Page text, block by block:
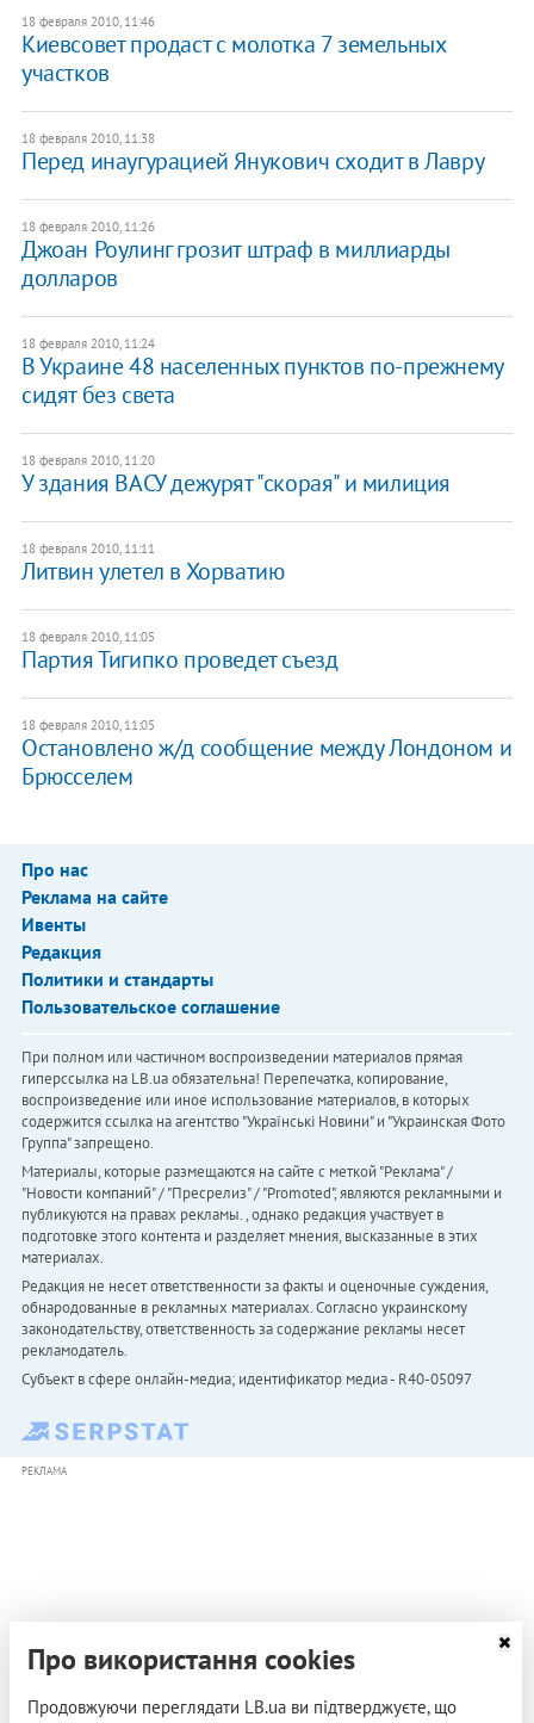
18 февраля 2010, 11:46
Киевсовет продаст с молотка 7 земельных
участков
18 февраля 2010, 11:38
Перед инаугурацией Янукович сходит в Лавру
18 февраля 2010, 11:26
Джоан Роулинг грозит штраф в миллиарды
долларов
18 февраля 2010, 11:24
В Украине 48 населенных пунктов по-прежнему
сидят без света
18 февраля 2010, 11:20
У здания ВАСУ дежурят "скорая" и милиция
18 февраля 2010, 11:11
Литвин улетел в Хорватию
18 февраля 2010, 11:05
Партия Тигипко проведет съезд
18 февраля 2010, 11:05
Остановлено ж/д сообщение между Лондоном и
Брюсселем
Про нас
Реклама на сайте
Ивенты
Редакция
Политики и стандарты
Пользовательское соглашение
При полном или частичном воспроизведении материалов прямая
гиперссылка на LB.ua обязательна! Перепечатка, копирование,
воспроизведение или иное использование материалов, в которых
содержится ссылка на агентство "Українськi Новини" и "Украинская Фото
Группа" запрещено.
Материалы, которые размещаются на сайте с меткой "Реклама" /
"Новости компаний" / "Пресрелиз" / "Promoted", являются рекламными и
публикуются на правах рекламы. , однако редакция участвует в
подготовке этого контента и разделяет мнения, высказанные в этих
материалах.
Редакция не несет ответственности за факты и оценочные суждения,
обнародованные в рекламных материалах. Согласно украинскому
законодательству, ответственность за содержание рекламы несет
рекламодатель.
Субъект в сфере онлайн-медиа; идентификатор медиа - R40-05097
РЕКЛАМА
Про використання cookies
Продовжуючи переглядати LB.ua ви підтверджуєте, що